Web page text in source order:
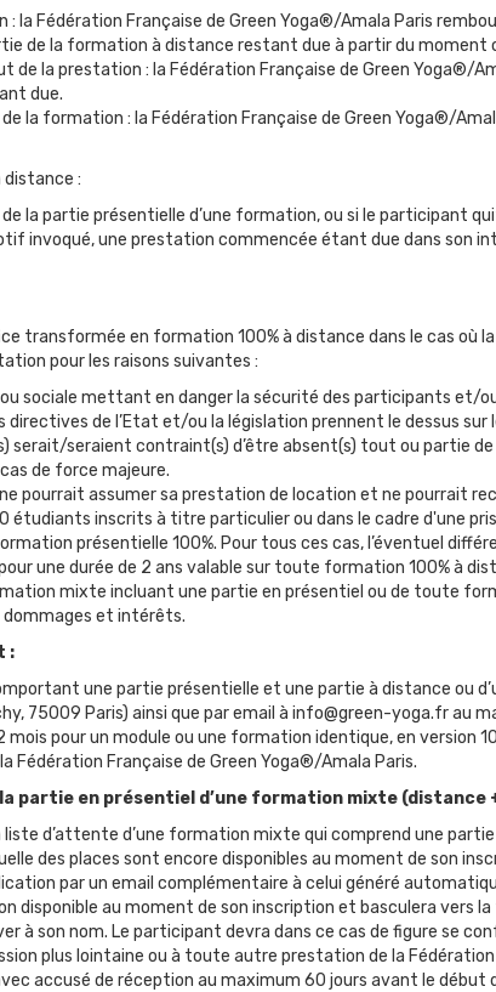
: la Fédération Française de Green Yoga®/Amala Paris
de la formation à distance restant due à partir du moment
de la prestation : la Fédération Française de Green Yoga®/
due.
la formation : la Fédération Française de Green Yoga®/
distance :
la partie présentielle d’une formation, ou si le participant
invoqué, une prestation commencée étant due dans son
transformée en formation 100% à distance dans le cas où
pour les raisons suivantes :
ou sociale mettant en danger la sécurité des participants
de l’Etat et/ou la législation prennent le dessus sur
serait/seraient contraint(s) d’être absent(s) tout ou partie
de force majeure.
pourrait assumer sa prestation de location et ne pourrait
étudiants inscrits à titre particulier ou dans le cadre d'une
présentielle 100%. Pour tous ces cas, l’éventuel
une durée de 2 ans valable sur toute formation 100% à
mixte incluant une partie en présentiel ou de toute
et intérêts.
:
une partie présentielle et une partie à distance ou
75009 Paris) ainsi que par email à info@green-yoga.fr au
mois pour un module ou une formation identique, en version
Française de Green Yoga®/Amala Paris.
partie en présentiel d’une formation mixte (distance
d’attente d’une formation mixte qui comprend une
des places sont encore disponibles au moment de son
par un email complémentaire à celui généré
disponible au moment de son inscription et basculera vers
à son nom. Le participant devra dans ce cas de figure se
plus lointaine ou à toute autre prestation de la
accusé de réception au maximum 60 jours avant le début